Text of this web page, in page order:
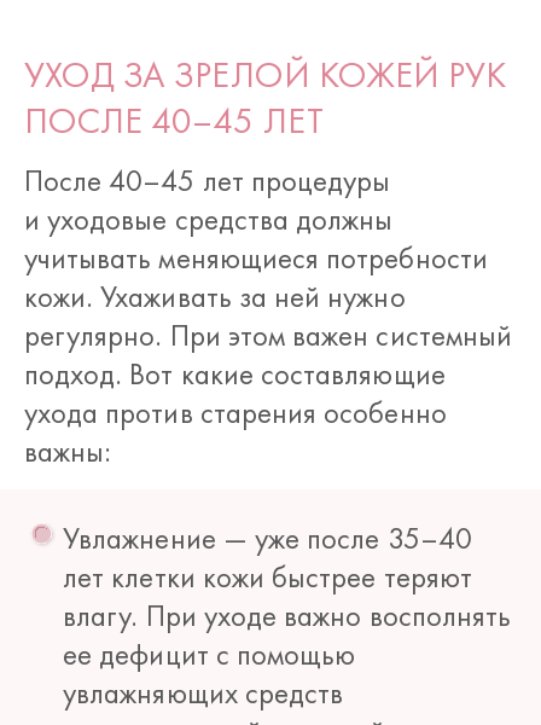
УХОД ЗА ЗРЕЛОЙ КОЖЕЙ РУК
ПОСЛЕ 40–45 ЛЕТ
После 40–45 лет процедуры
и уходовые средства должны
учитывать меняющиеся потребности
кожи. Ухаживать за ней нужно
регулярно. При этом важен системный
подход. Вот какие составляющие
ухода против старения особенно
важны:
Увлажнение — уже после 35–40
лет клетки кожи быстрее теряют
влагу. При уходе важно восполнять
ее дефицит с помощью
увлажняющих средств